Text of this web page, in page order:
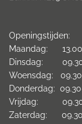
Openingstijden:
Maandag:
Dinsdag:
Woensdag:
Donderdag:
Vrijdag:
Zaterdag: